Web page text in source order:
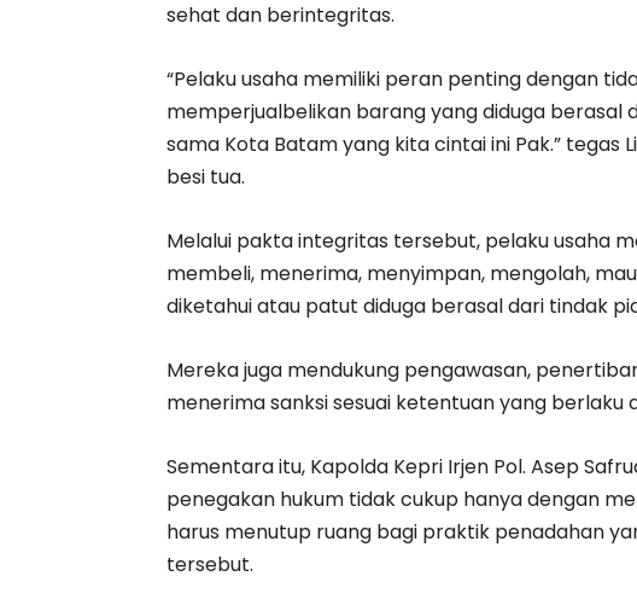
sehat dan berintegritas.
“Pelaku usaha memiliki peran penting dengan
memperjualbelikan barang yang diduga berasal
sama Kota Batam yang kita cintai ini Pak.” tegas
besi tua.
Melalui pakta integritas tersebut, pelaku usaha
membeli, menerima, menyimpan, mengolah,
diketahui atau patut diduga berasal dari tindak
Mereka juga mendukung pengawasan,
menerima sanksi sesuai ketentuan yang
Sementara itu, Kapolda Kepri Irjen Pol. Asep
penegakan hukum tidak cukup hanya dengan
harus menutup ruang bagi praktik penadahan
tersebut.